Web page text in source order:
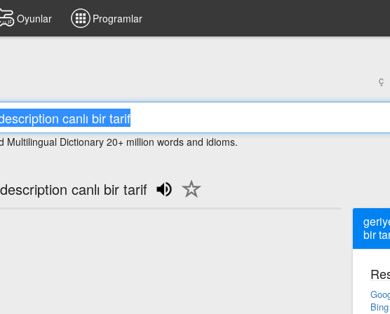
Oyunlar Programlar
ç
Multilingual Dictionary 20+ million words and idioms.
canlı bir tarif
bir